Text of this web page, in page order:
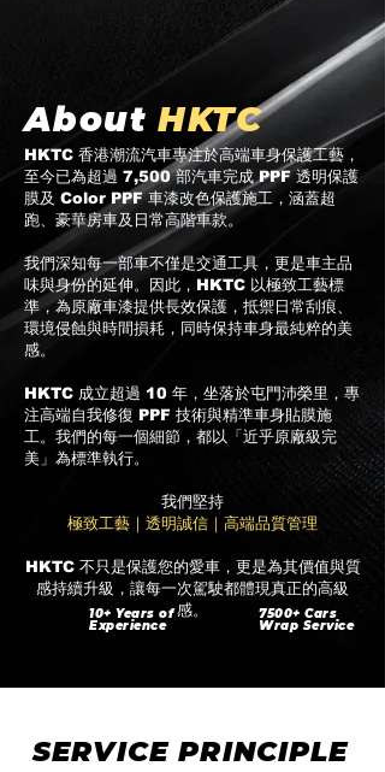
​AboutHKTC
HKTC 香港潮流汽車專注於高端車身保護工藝，
至今已為超過 7,500 部汽車完成 PPF 透明保護
膜及 Color PPF 車漆改色保護施工，涵蓋超
跑、豪華房車及日常高階車款。
我們深知每一部車不僅是交通工具，更是車主品
味與身份的延伸。因此，HKTC 以極致工藝標
準，為原廠車漆提供長效保護，抵禦日常刮痕、
環境侵蝕與時間損耗，同時保持車身最純粹的美
感。
HKTC 成立超過 10 年，坐落於屯門沛榮里，專
注高端自我修復 PPF 技術與精準車身貼膜施
工。我們的每一個細節，都以「近乎原廠級完
美」為標準執行。
我們堅持
極致工藝｜透明誠信｜高端品質管理
HKTC 不只是保護您的愛車，更是為其價值與質
感持續升級，讓每一次駕駛都體現真正的高級
感。
7500+ Cars
Wrap Service
10+ Years of
Experience
SERVICE PRINCIPLE